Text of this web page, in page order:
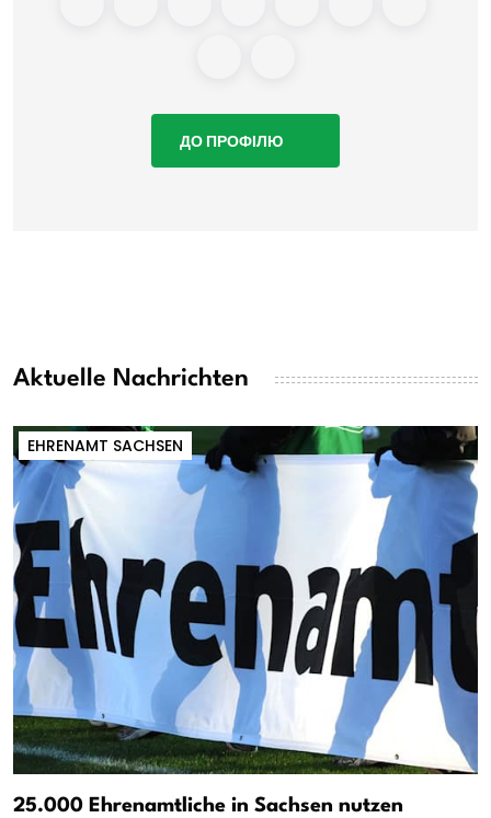
ДО ПРОФІЛЮ
Aktuelle Nachrichten
EHRENAMT SACHSEN
25.000 Ehrenamtliche in Sachsen nutzen